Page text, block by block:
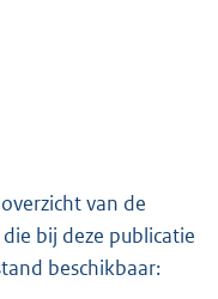
van de
bij deze publicatie
beschikbaar: